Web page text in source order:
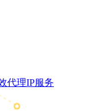
代理IP服务